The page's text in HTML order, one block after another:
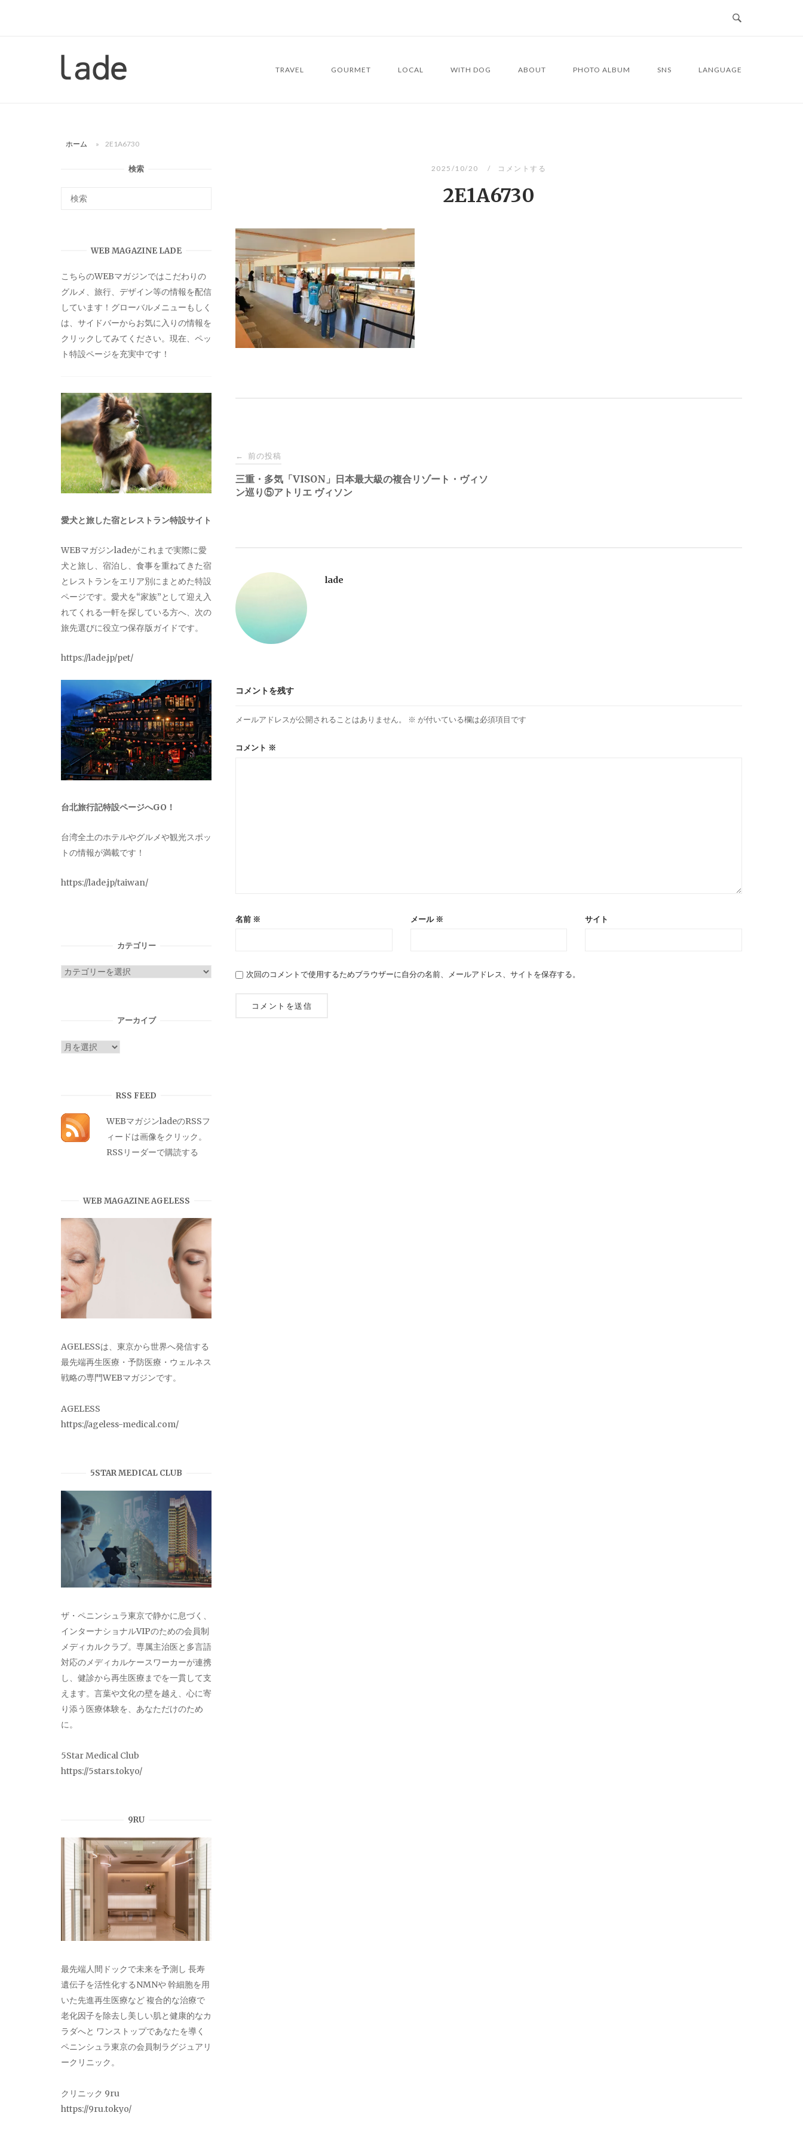
ー
TRAVEL GOURMET LOCAL WITH DOG ABOUT PHOTO ALBUM SNS LANGUAGE
ホーム » 2E1A6730
2025/10/20 コメントする
2E1A6730
投
稿
ゲ
ー
シ
ン
← 前の投稿
三重・多気「VISON」日本最大級の複合リゾート・ヴィソ
ン巡り⑤アトリエ ヴィソン
lade
コメントを残す
メールアドレスが公開されることはありません。 ※ が付いている欄は必須項目です
コメント ※
名前 ※ メール ※ サイト
次回のコメントで使用するためブラウザーに自分の名前、メールアドレス、サイトを保存する。
検索
WEB MAGAZINE LADE
こちらのWEBマガジンではこだわりの
グルメ、旅行、デザイン等の情報を配信
しています！グローバルメニューもしく
は、サイドバーからお気に入りの情報を
クリックしてみてください。現在、ペッ
ト特設ページを充実中です！
愛犬と旅した宿とレストラン特設サイト
WEBマガジンladeがこれまで実際に愛
犬と旅し、宿泊し、食事を重ねてきた宿
とレストランをエリア別にまとめた特設
ページです。愛犬を“家族”として迎え入
れてくれる一軒を探している方へ、次の
旅先選びに役立つ保存版ガイドです。
https://lade.jp/pet/
台北旅行記特設ページへGO！
台湾全土のホテルやグルメや観光スポッ
トの情報が満載です！
https://lade.jp/taiwan/
カテゴリー
カ
アーカイブ
ア
RSS FEED
WEBマガジンladeのRSSフ
ィードは画像をクリック。
RSSリーダーで購読する
WEB MAGAZINE AGELESS
AGELESSは、東京から世界へ発信する
最先端再生医療・予防医療・ウェルネス
戦略の専門WEBマガジンです。
AGELESS
https://ageless-medical.com/
5STAR MEDICAL CLUB
ザ・ペニンシュラ東京で静かに息づく、
インターナショナルVIPのための会員制
メディカルクラブ。専属主治医と多言語
対応のメディカルケースワーカーが連携
し、健診から再生医療までを一貫して支
えます。言葉や文化の壁を越え、心に寄
り添う医療体験を、あなただけのため
に。
5Star Medical Club
https://5stars.tokyo/
9RU
最先端人間ドックで未来を予測し 長寿
遺伝子を活性化するNMNや 幹細胞を用
いた先進再生医療など 複合的な治療で
老化因子を除去し美しい肌と健康的なカ
ラダへと ワンストップであなたを導く
ペニンシュラ東京の会員制ラグジュアリ
ークリニック。
クリニック 9ru
https://9ru.tokyo/